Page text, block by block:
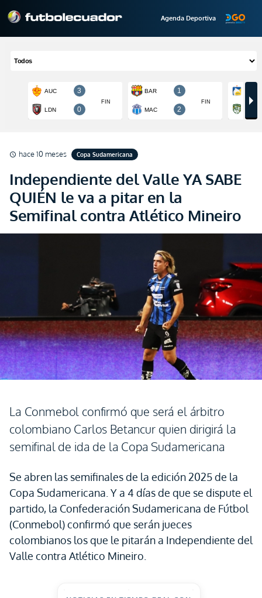
Agenda Deportiva
schedule hace 10 meses Copa Sudamericana
Independiente del Valle YA SABE
QUIÉN le va a pitar en la
Semifinal contra Atlético Mineiro
La Conmebol confirmó que será el árbitro
colombiano Carlos Betancur quien dirigirá la
semifinal de ida de la Copa Sudamericana
Se abren las semifinales de la edición 2025 de la
Copa Sudamericana. Y a 4 días de que se dispute el
partido, la Confederación Sudamericana de Fútbol
(Conmebol) confirmó que serán jueces
colombianos los que le pitarán a Independiente del
Valle contra Atlético Mineiro.